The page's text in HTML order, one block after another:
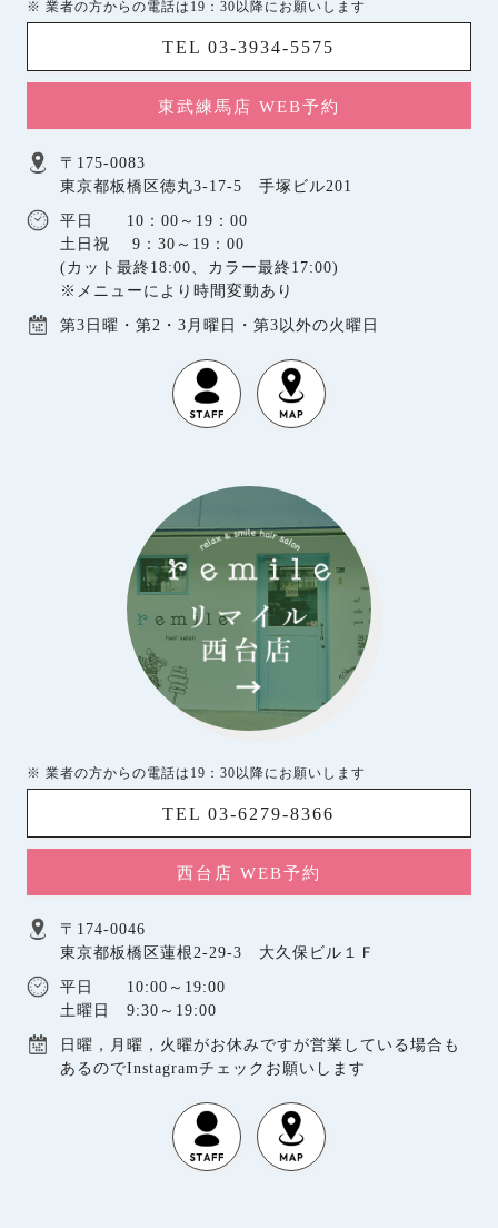
※ 業者の方からの電話は19：30以降にお願いします
TEL 03-3934-5575
東武練馬店 WEB予約
〒175-0083
東京都板橋区徳丸3-17-5 手塚ビル201
平日 10：00～19：00
土日祝 9：30～19：00
(カット最終18:00、カラー最終17:00)
※メニューにより時間変動あり
第3日曜・第2・3月曜日・第3以外の火曜日
※ 業者の方からの電話は19：30以降にお願いします
TEL 03-6279-8366
西台店 WEB予約
〒174-0046
東京都板橋区蓮根2-29-3 大久保ビル１Ｆ
平日 10:00～19:00
土曜日 9:30～19:00
日曜，月曜，火曜がお休みですが営業している場合も
あるのでInstagramチェックお願いします